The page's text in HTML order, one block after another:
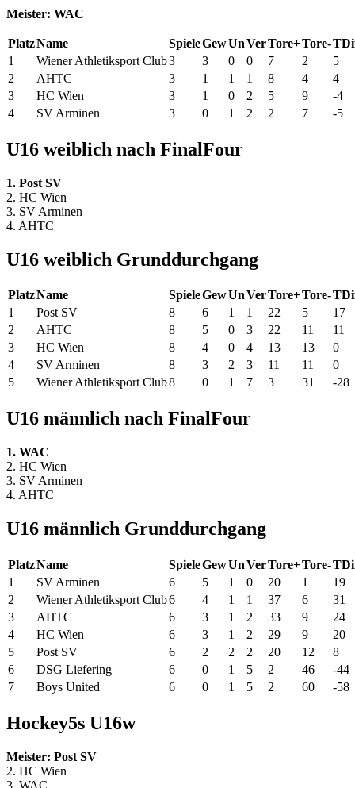
Meister: WAC
PlatzName SpieleGewUnVerTore+Tore-
1
Wiener Athletiksport Club3 3 0 0 7 2
5
2
AHTC 3 1 1 1 8 4
4
3
HC Wien 3 1 0 2 5 9
-4
4
SV Arminen 3 0 1 2 2 7 -5
U16 weiblich nach FinalFour
1. Post SV
2. HC Wien
3. SV Arminen
4. AHTC
U16 weiblich Grunddurchgang
PlatzName SpieleGewUnVerTore+Tore-
1
Post SV 8 6 1 1 22 5
17
2
AHTC 8 5 0 3 22 11
11
3
HC Wien 8 4 0 4 13 13
0
4
SV Arminen 8 3 2 3 11 11
0
5
Wiener Athletiksport Club8 0 1 7 3 31 -28
U16 männlich nach FinalFour
1. WAC
2. HC Wien
3. SV Arminen
4. AHTC
U16 männlich Grunddurchgang
PlatzName SpieleGewUnVerTore+Tore-
1
SV Arminen 6 5 1 0 20 1
19
2
Wiener Athletiksport Club6 4 1 1 37 6
31
3
AHTC 6 3 1 2 33 9
24
4
HC Wien 6 3 1 2 29 9
20
5
Post SV 6 2 2 2 20 12
8
6
DSG Liefering 6 0 1 5 2 46
-44
7
Boys United 6 0 1 5 2 60 -58
Hockey5s U16w
Meister: Post SV
2. HC Wien
3. WAC